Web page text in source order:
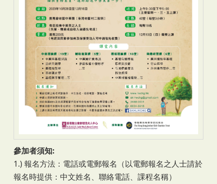
參加者須知:
1.) 報名方法：電話或電郵報名（以電郵報名之人士請於
報名時提供：中文姓名、聯絡電話、課程名稱）